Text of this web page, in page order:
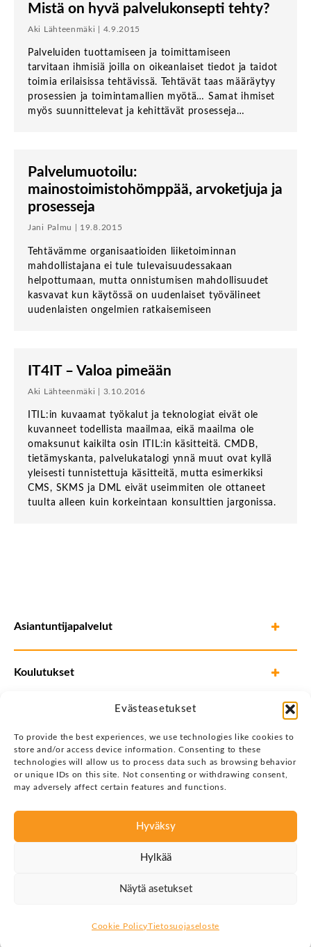
Evästeasetukset
To provide the best experiences, we use technologies like cookies to
store and/or access device information. Consenting to these
technologies will allow us to process data such as browsing behavior
or unique IDs on this site. Not consenting or withdrawing consent,
may adversely affect certain features and functions.
Hyväksy
Hylkää
Näytä asetukset
Cookie PolicyTietosuojaseloste
Mistä on hyvä palvelukonsepti tehty?
Aki Lähteenmäki | 4.9.2015
Palveluiden tuottamiseen ja toimittamiseen
tarvitaan ihmisiä joilla on oikeanlaiset tiedot ja taidot
toimia erilaisissa tehtävissä. Tehtävät taas määräytyy
prosessien ja toimintamallien myötä… Samat ihmiset
myös suunnittelevat ja kehittävät prosesseja…
Palvelumuotoilu:
mainostoimistohömppää, arvoketjuja ja
prosesseja
Jani Palmu | 19.8.2015
Tehtävämme organisaatioiden liiketoiminnan
mahdollistajana ei tule tulevaisuudessakaan
helpottumaan, mutta onnistumisen mahdollisuudet
kasvavat kun käytössä on uudenlaiset työvälineet
uudenlaisten ongelmien ratkaisemiseen
IT4IT – Valoa pimeään
Aki Lähteenmäki | 3.10.2016
ITIL:in kuvaamat työkalut ja teknologiat eivät ole
kuvanneet todellista maailmaa, eikä maailma ole
omaksunut kaikilta osin ITIL:in käsitteitä. CMDB,
tietämyskanta, palvelukatalogi ynnä muut ovat kyllä
yleisesti tunnistettuja käsitteitä, mutta esimerkiksi
CMS, SKMS ja DML eivät useimmiten ole ottaneet
tuulta alleen kuin korkeintaan konsulttien jargonissa.
Asiantuntijapalvelut
Koulutukset
Tietosuojaseloste
Copyright © 2026 Justin Group Oy. Kaikki oikeudet